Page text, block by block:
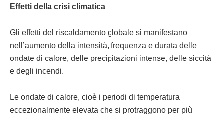
Effetti della crisi climatica
Gli effetti del riscaldamento globale si manifestano
nell’aumento della intensità, frequenza e durata delle
ondate di calore, delle precipitazioni intense, delle siccità
e degli incendi.
Le ondate di calore, cioè i periodi di temperatura
eccezionalmente elevata che si protraggono per più